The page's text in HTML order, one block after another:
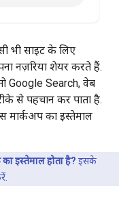
भी साइट के लिए
नज़रिया शेयर करते हैं.
Google Search, वेब
से पहचान कर पाता है.
मार्कअप का इस्तेमाल
इस्तेमाल होता है? इसके